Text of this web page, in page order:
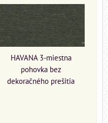
HAVANA 3-miestna
pohovka bez
dekoračného prešitia